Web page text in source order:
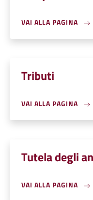
VAI ALLA PAGINA
Tributi
VAI ALLA PAGINA
Tutela degli
VAI ALLA PAGINA